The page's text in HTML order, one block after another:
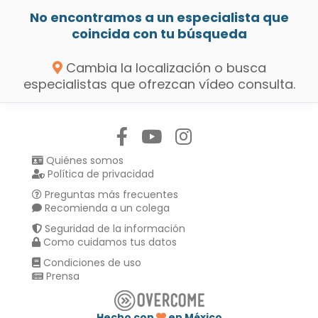
No encontramos a un especialista que
coincida con tu búsqueda
Cambia la localización o busca
especialistas que ofrezcan vídeo consulta.
Quiénes somos
Política de privacidad
Preguntas más frecuentes
Recomienda a un colega
Seguridad de la información
Como cuidamos tus datos
Condiciones de uso
Prensa